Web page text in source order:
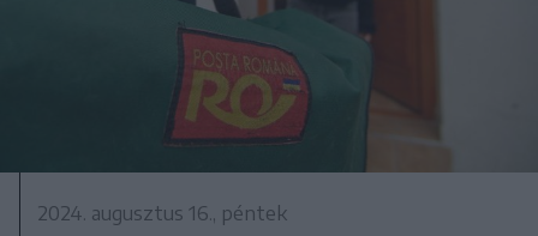
2024. augusztus 16., péntek